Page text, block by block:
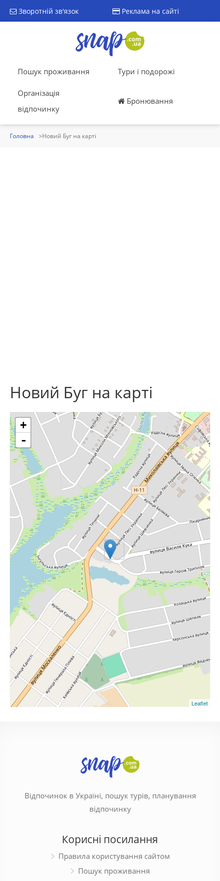
Зворотній зв'язок Реклама на сайті
Пошук проживання Тури і подорожі
Організація
відпочинку
Бронювання
Головна Новий Буг на карті
Новий Буг на карті
+
-
Leaflet
Відпочинок в Україні, пошук турів, планування
відпочинку
Корисні посилання
Правила користування сайтом
Пошук проживання